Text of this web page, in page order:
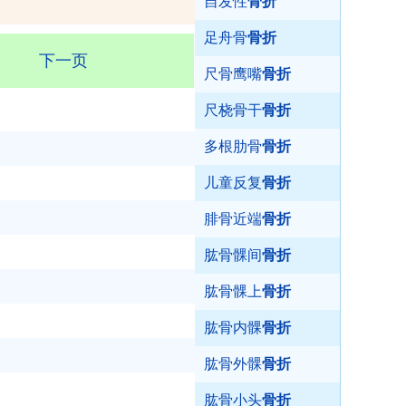
足舟骨骨折
尺骨鹰嘴骨折
尺桡骨干骨折
多根肋骨骨折
儿童反复骨折
腓骨近端骨折
肱骨髁间骨折
肱骨髁上骨折
肱骨内髁骨折
肱骨外髁骨折
肱骨小头骨折
下一页